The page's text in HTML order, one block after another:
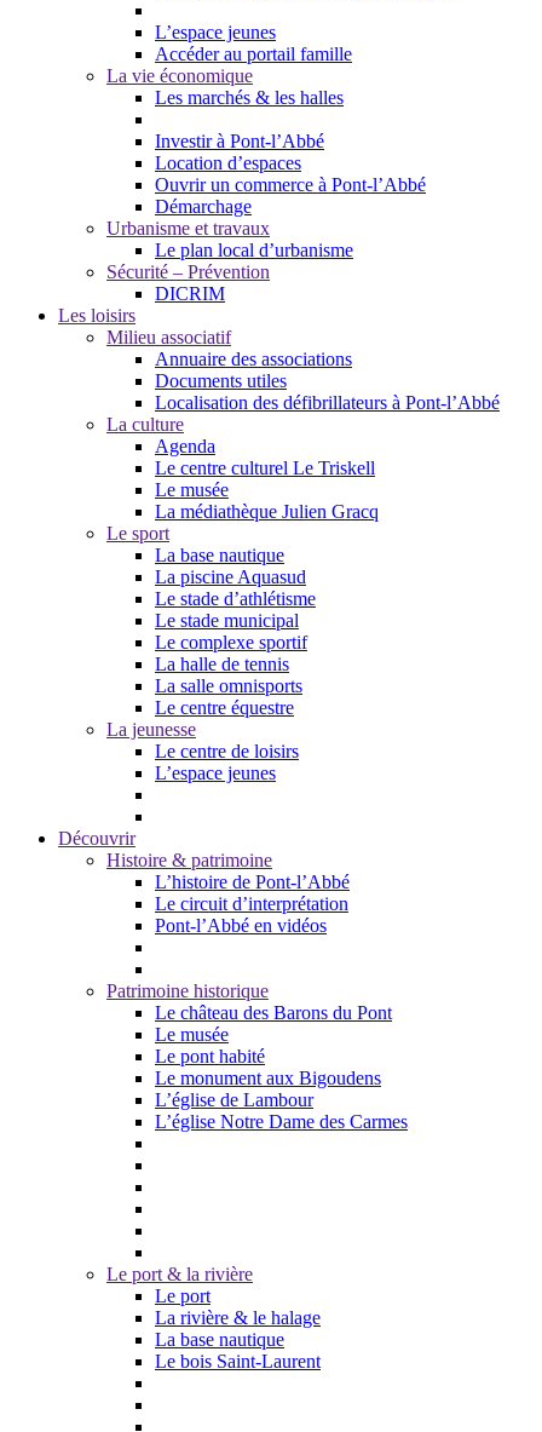
L’espace jeunes
Accéder au portail famille
La vie économique
Les marchés & les halles
Investir à Pont-l’Abbé
Location d’espaces
Ouvrir un commerce à Pont-l’Abbé
Démarchage
Urbanisme et travaux
Le plan local d’urbanisme
Sécurité – Prévention
DICRIM
Les loisirs
Milieu associatif
Annuaire des associations
Documents utiles
Localisation des défibrillateurs à Pont-l’Abbé
La culture
Agenda
Le centre culturel Le Triskell
Le musée
La médiathèque Julien Gracq
Le sport
La base nautique
La piscine Aquasud
Le stade d’athlétisme
Le stade municipal
Le complexe sportif
La halle de tennis
La salle omnisports
Le centre équestre
La jeunesse
Le centre de loisirs
L’espace jeunes
Découvrir
Histoire & patrimoine
L’histoire de Pont-l’Abbé
Le circuit d’interprétation
Pont-l’Abbé en vidéos
Patrimoine historique
Le château des Barons du Pont
Le musée
Le pont habité
Le monument aux Bigoudens
L’église de Lambour
L’église Notre Dame des Carmes
Le port & la rivière
Le port
La rivière & le halage
La base nautique
Le bois Saint-Laurent